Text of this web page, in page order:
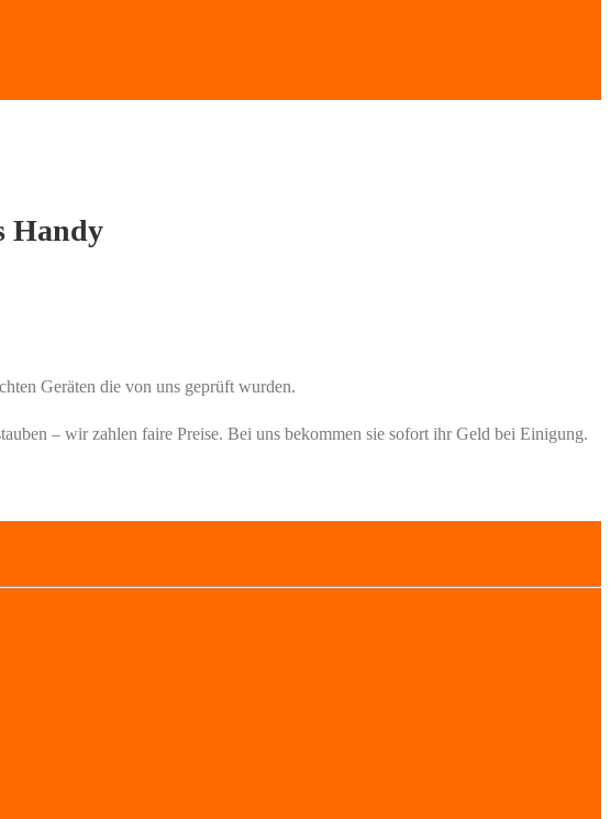
Handy
Geräten die von uns geprüft wurden.
– wir zahlen faire Preise. Bei uns bekommen sie sofort ihr Geld bei Einigung.